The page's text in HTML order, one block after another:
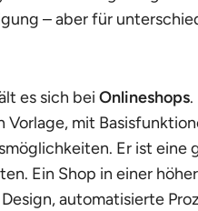
– aber für
es sich bei Onlineshops
Vorlage, mit
Er ist eine
Ein Shop in einer
automatisierte